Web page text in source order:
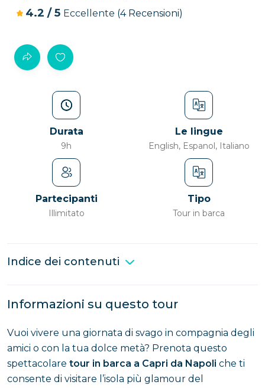
4.2 /5 Eccellente (4 Recensioni)
Durata
9h
Le lingue
English, Espanol, Italiano
Partecipanti
Illimitato
Tipo
Tour in barca
Indice dei contenuti
Informazioni su questo tour
Vuoi vivere una giornata di svago in compagnia degli
amici o con la tua dolce metà? Prenota questo
spettacolare tour in barca a Capri da Napoli che ti
consente di visitare l’isola più glamour del